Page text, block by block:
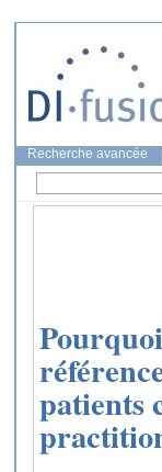
Recherche avancée
patients